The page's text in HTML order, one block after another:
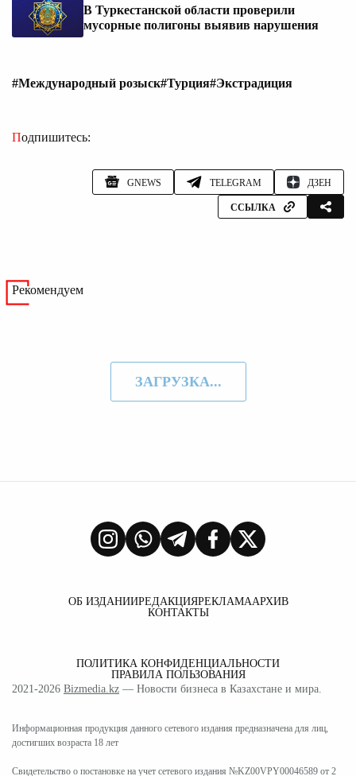
В Туркестанской области проверили
мусорные полигоны выявив нарушения
#Международный розыск#Турция#Экстрадиция
Подпишитесь:
GNEWS TELEGRAM ДЗЕН
ССЫЛКА
Рекомендуем
ЗАГРУЗКА...
ОБ ИЗДАНИИРЕДАКЦИЯРЕКЛАМААРХИВ
КОНТАКТЫ
ПОЛИТИКА КОНФИДЕНЦИАЛЬНОСТИ
ПРАВИЛА ПОЛЬЗОВАНИЯ
2021-2026 Bizmedia.kz — Новости бизнеса в Казахстане и мира.
Информационная продукция данного сетевого издания предназначена для лиц,
достигших возраста 18 лет
Свидетельство о постановке на учет сетевого издания №KZ00VPY00046589 от 2